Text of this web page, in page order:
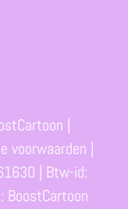
|
voorwaarden |
| Btw-id:
BoostCartoon